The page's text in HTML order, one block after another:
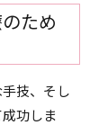
ため
技、そし
功しま